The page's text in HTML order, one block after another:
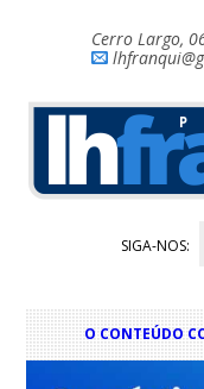
Cerro Largo,
SIGA-NOS:
O CONTEÚDO